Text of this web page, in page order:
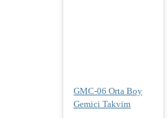
GMC-06 Orta Boy
Gemici Takvim